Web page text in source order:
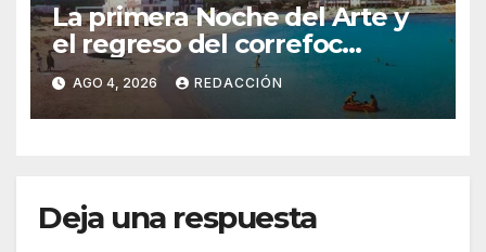
La primera Noche del Arte y
el regreso del correfoc
marcan las Fiestas de Verano
de S’Illot 2026
AGO 4, 2026 REDACCIÓN
Deja una respuesta